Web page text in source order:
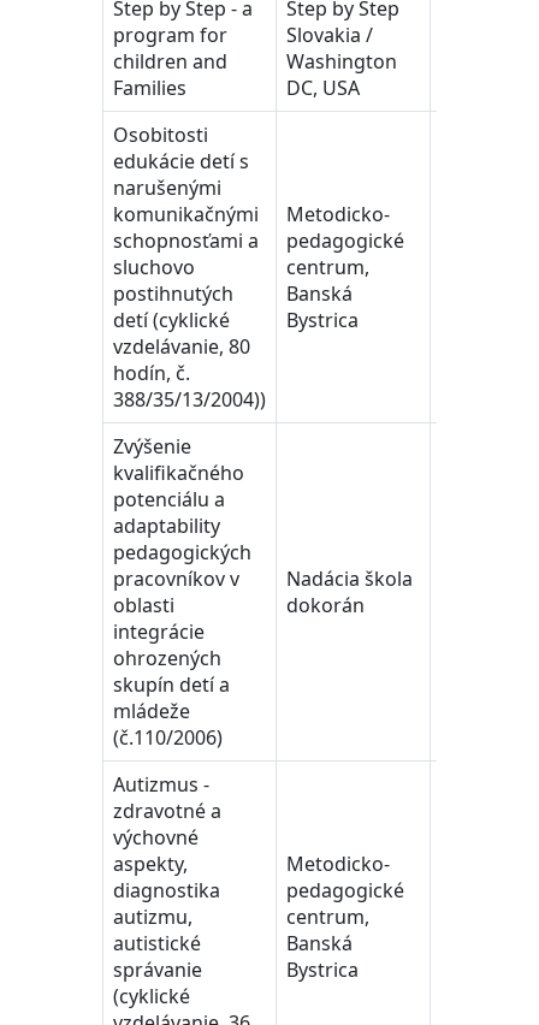
Step by Step - a
program for
children and
Families
Step by Step
Slovakia /
Washington
DC, USA
Osobitosti
edukácie detí s
narušenými
komunikačnými
schopnosťami a
sluchovo
postihnutých
detí (cyklické
vzdelávanie, 80
hodín, č.
388/35/13/2004))
Metodicko-
pedagogické
centrum,
Banská
Bystrica
Zvýšenie
kvalifikačného
potenciálu a
adaptability
pedagogických
pracovníkov v
oblasti
integrácie
ohrozených
skupín detí a
mládeže
(č.110/2006)
Nadácia škola
dokorán
Autizmus -
zdravotné a
výchovné
aspekty,
diagnostika
autizmu,
autistické
správanie
(cyklické
Metodicko-
pedagogické
centrum,
Banská
Bystrica